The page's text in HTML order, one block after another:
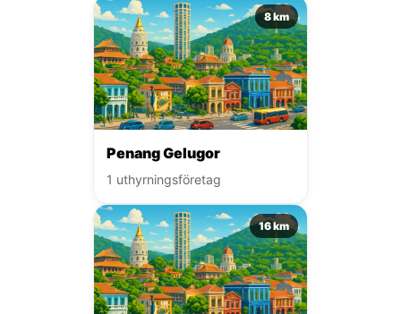
8 km
Penang Gelugor
1 uthyrningsföretag
16 km